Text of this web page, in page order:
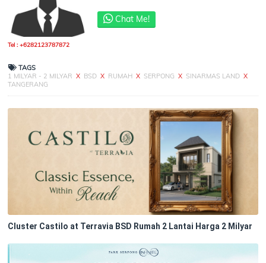
Tel : +6282123787872
Chat Me!
TAGS
1 MILYAR - 2 MILYAR X BSD X RUMAH X SERPONG X SINARMAS LAND X
TANGERANG
Cluster Castilo at Terravia BSD Rumah 2 Lantai Harga 2 Milyar